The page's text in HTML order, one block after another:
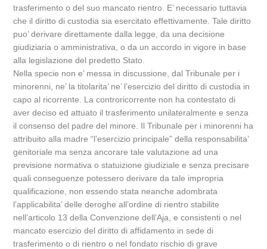
trasferimento o del suo mancato rientro. E’ necessario tuttavia
che il diritto di custodia sia esercitato effettivamente. Tale diritto
puo’ derivare direttamente dalla legge, da una decisione
giudiziaria o amministrativa, o da un accordo in vigore in base
alla legislazione del predetto Stato.
Nella specie non e’ messa in discussione, dal Tribunale per i
minorenni, ne’ la titolarita’ ne’ l’esercizio del diritto di custodia in
capo al ricorrente. La controricorrente non ha contestato di
aver deciso ed attuato il trasferimento unilateralmente e senza
il consenso del padre del minore. Il Tribunale per i minorenni ha
attribuito alla madre “l’esercizio principale” della responsabilita’
genitoriale ma senza ancorare tale valutazione ad una
previsione normativa o statuizione giudiziale e senza precisare
quali conseguenze potessero derivare da tale impropria
qualificazione, non essendo stata neanche adombrata
l’applicabilita’ delle deroghe all’ordine di rientro stabilite
nell’articolo 13 della Convenzione dell’Aja, e consistenti o nel
mancato esercizio del diritto di affidamento in sede di
trasferimento o di rientro o nel fondato rischio di grave